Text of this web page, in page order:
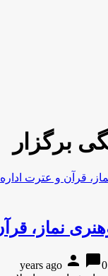
برگزار
نماز،
person chat_bubble0